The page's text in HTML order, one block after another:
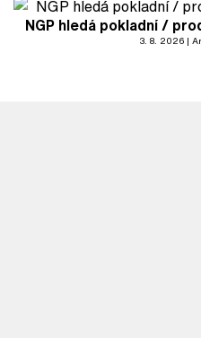
NGP hledá pokladní /
3. 8. 2026